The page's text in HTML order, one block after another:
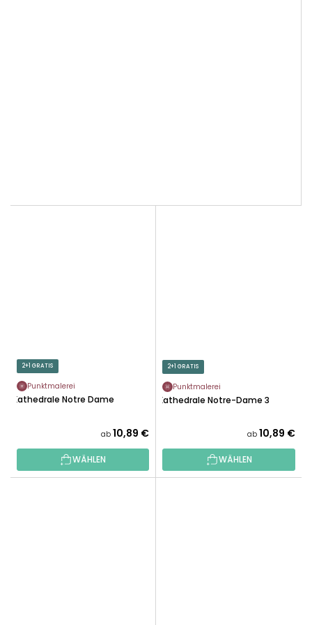
2+1 GRATIS
Punktmalerei
Kathedrale Notre Dame
ab 10,89 €
WÄHLEN
2+1 GRATIS
Punktmalerei
Kathedrale Notre-Dame 3
ab 10,89 €
WÄHLEN